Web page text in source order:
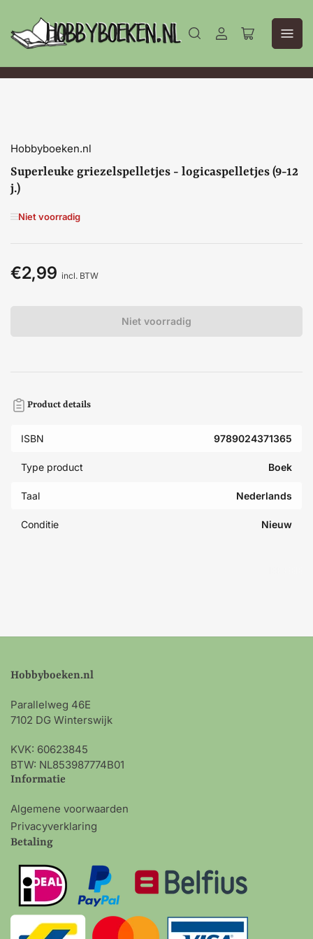
Aanmelden
Mini-
winkelwagen
openen
Hobbyboeken.nl
Superleuke griezelspelletjes - logicaspelletjes (9-12
j.)
Niet voorradig
Normale
€2,99 incl. BTW
Niet voorradig
Product details
ISBN 9789024371365
Type product Boek
Taal Nederlands
Conditie Nieuw
Hobbyboeken.nl
Parallelweg 46E
7102 DG Winterswijk
KVK: 60623845
BTW: NL853987774B01
Informatie
Algemene voorwaarden
Privacyverklaring
Betaling